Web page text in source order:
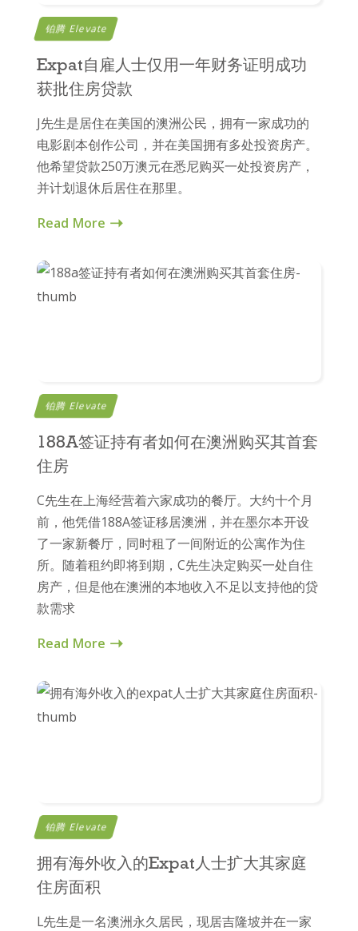
铂腾 Elevate
Expat自雇人士仅用一年财务证明成功
获批住房贷款​
J先生是居住在美国的澳洲公民，拥有一家成功的
电影剧本创作公司，并在美国拥有多处投资房产。
他希望贷款250万澳元在悉尼购买一处投资房产，
并计划退休后居住在那里。​
Read More
铂腾 Elevate
188A签证持有者如何在澳洲购买其首套
住房
C先生在上海经营着六家成功的餐厅。大约十个月
前，他凭借188A签证移居澳洲，并在墨尔本开设
了一家新餐厅，同时租了一间附近的公寓作为住
所。随着租约即将到期，C先生决定购买一处自住
房产，但是他在澳洲的本地收入不足以支持他的贷
款需求
Read More
铂腾 Elevate
拥有海外收入的Expat人士扩大其家庭
住房面积
L先生是一名澳洲永久居民，现居吉隆坡并在一家